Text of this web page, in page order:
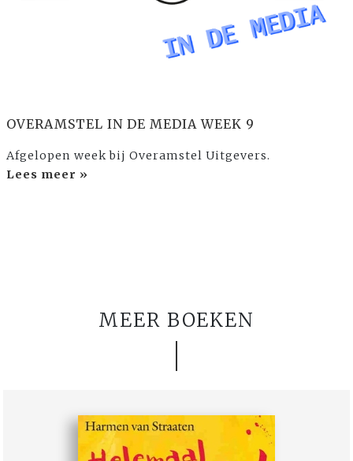
OVERAMSTEL IN DE MEDIA WEEK 9
Afgelopen week bij Overamstel Uitgevers.
Lees meer »
MEER BOEKEN